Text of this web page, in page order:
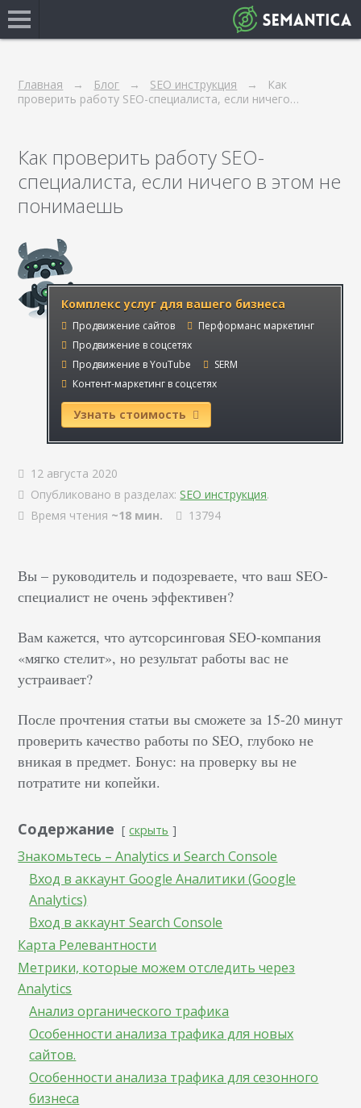
Главная Блог SEO инструкция
Как
проверить работу SEO-специалиста, если ничего…
Как проверить работу SEO-
специалиста, если ничего в этом не
понимаешь
Комплекс услуг для вашего бизнеса
Продвижение сайтов
Перформанс маркетинг
Продвижение в соцсетях
Продвижение в YouTube
SERM
Контент-маркетинг в соцсетях
Узнать стоимость
12 августа 2020
Опубликовано в разделах: SEO инструкция.
Время чтения ~18 мин. 13794
Вы – руководитель и подозреваете, что ваш SEO-
специалист не очень эффективен?
Вам кажется, что аутсорсинговая SEO-компания
«мягко стелит», но результат работы вас не
устраивает?
После прочтения статьи вы сможете за 15-20 минут
проверить качество работы по SEO, глубоко не
вникая в предмет. Бонус: на проверку вы не
потратите ни копейки.
Содержание скрыть
Знакомьтесь – Analytics и Search Console
Вход в аккаунт Google Аналитики (Google
Analytics)
Вход в аккаунт Search Console
Карта Релевантности
Метрики, которые можем отследить через
Analytics
Анализ органического трафика
Особенности анализа трафика для новых
сайтов.
Особенности анализа трафика для сезонного
бизнеса